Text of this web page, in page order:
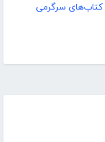
کتاب‌های سرگرمی